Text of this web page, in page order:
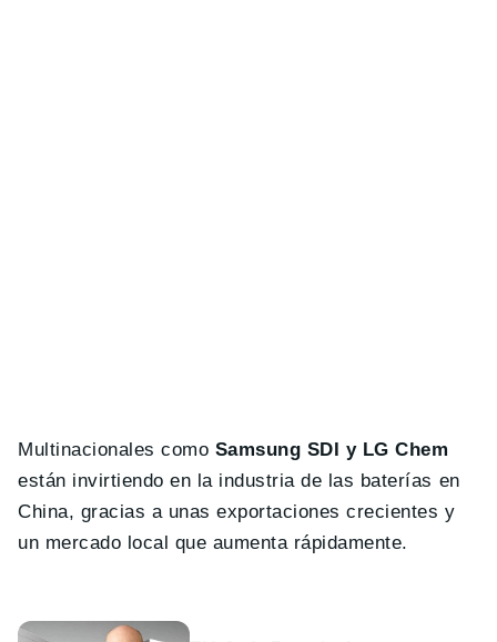
Multinacionales como Samsung SDI y LG Chem
están invirtiendo en la industria de las baterías en
China, gracias a unas exportaciones crecientes y
un mercado local que aumenta rápidamente.